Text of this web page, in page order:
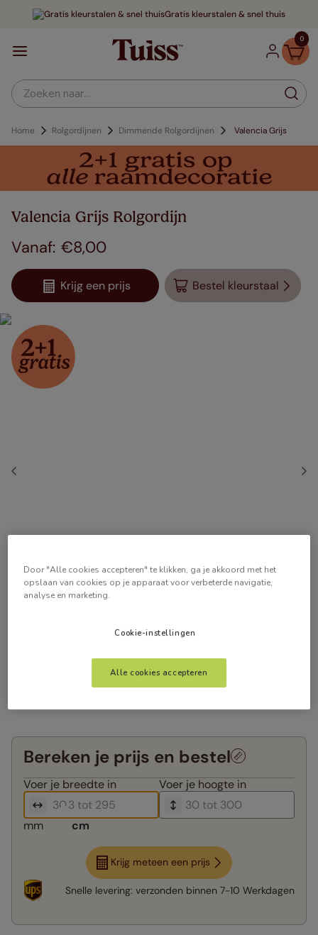
Gratis kleurstalen & snel thuis
0
Zoeken naar...
Home Rolgordijnen Dimmende Rolgordijnen Valencia Grijs
Valencia Grijs Rolgordijn
€8,00
Krijg een prijs Bestel kleurstaal
Bereken je prijs en bestel
Voer je breedte in Voer je hoogte in
mm cm
Krijg meteen een prijs
Snelle levering: verzonden binnen 7-10 Werkdagen
Door "Alle cookies accepteren" te klikken, ga je akkoord met het
opslaan van cookies op je apparaat voor verbeterde navigatie,
analyse en marketing.
Cookie-instellingen
Alle cookies accepteren